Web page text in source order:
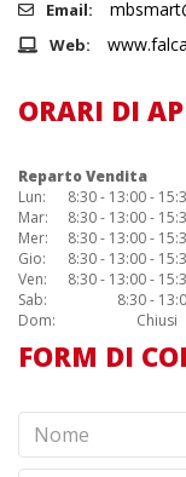
Email:
Web:
ORARI DI
Reparto Vendita
Lun:
8:30 - 13:00 -
Mar:
8:30 - 13:00 -
Mer:
8:30 - 13:00 -
Gio:
8:30 - 13:00 -
Ven:
8:30 - 13:00 -
Sab:
8:30 -
Dom:
Chiusi
FORM DI